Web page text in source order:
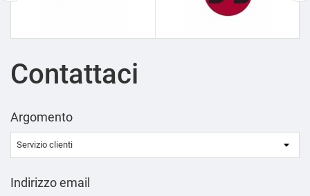
Contattaci
Argomento
Indirizzo email